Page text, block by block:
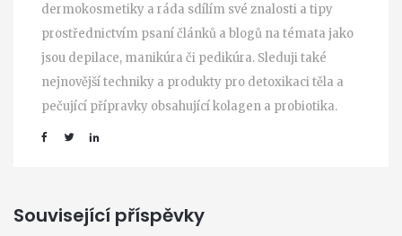
dermokosmetiky a ráda sdílím své znalosti a tipy
prostřednictvím psaní článků a blogů na témata jako
jsou depilace, manikúra či pedikúra. Sleduji také
nejnovější techniky a produkty pro detoxikaci těla a
pečující přípravky obsahující kolagen a probiotika.
Související příspěvky